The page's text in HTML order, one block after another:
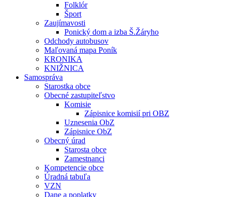
Folklór
Šport
Zaujímavosti
Ponický dom a izba Š.Žáryho
Odchody autobusov
Maľovaná mapa Poník
KRONIKA
KNIŽNICA
Samospráva
Starostka obce
Obecné zastupiteľstvo
Komisie
Zápisnice komisií pri OBZ
Uznesenia ObZ
Zápisnice ObZ
Obecný úrad
Starosta obce
Zamestnanci
Kompetencie obce
Úradná tabuľa
VZN
Dane a poplatky